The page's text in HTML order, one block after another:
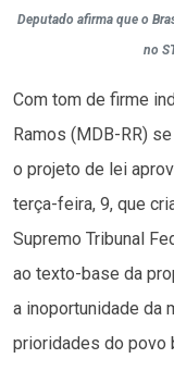
Deputado afirma que o
no
Com tom de firme
Ramos (MDB-RR)
o projeto de lei
terça-feira, 9, que
Supremo Tribunal
ao texto-base da
a inoportunidade da
prioridades do povo